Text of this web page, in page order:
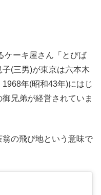
ケーキ屋さん「とびば
(三男)が東京は六本木
年(昭和43年)にはじ
兄弟が経営されていま
の飛び地という意味で